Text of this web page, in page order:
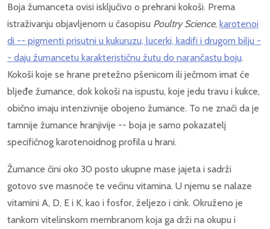
Boja žumanceta ovisi isključivo o prehrani kokoši. Prema
istraživanju objavljenom u časopisu Poultry Science, karotenoi
di -- pigmenti prisutni u kukuruzu, lucerki, kadifi i drugom bilju -
- daju žumancetu karakterističnu žutu do narančastu boju.
Kokoši koje se hrane pretežno pšenicom ili ječmom imat će
bljeđe žumance, dok kokoši na ispustu, koje jedu travu i kukce,
obično imaju intenzivnije obojeno žumance. To ne znači da je
tamnije žumance hranjivije -- boja je samo pokazatelj
specifičnog karotenoidnog profila u hrani.
Žumance čini oko 30 posto ukupne mase jajeta i sadrži
gotovo sve masnoće te većinu vitamina. U njemu se nalaze
vitamini A, D, E i K, kao i fosfor, željezo i cink. Okruženo je
tankom vitelinskom membranom koja ga drži na okupu i